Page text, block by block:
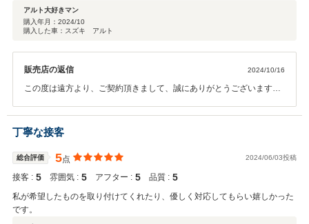
を決めました。 スタッフの対応も素晴らしく傷の状態なども細かく説明、錆
は落としていただいたり、傷はタッチペン等で目立たないようにして下さる
とのことでした。 以前ディーラーで中古車を買ったときはそのまま傷だらけ
林オートさんの企業努力の賜物だと思います。 バッテリーやオイル、エアコ
ンフィルターなどの消耗品交換もそのままコミコミの値段でやっていただい
アルト大好きマン
購入年月： 2024/10
購入した車：スズキ アルト
販売店の返信 2024/10/16
この度は遠方より、ご契約頂きまして、誠にありがとうございます。
満足頂き良かったです。また、このような高い評価のクチコミを頂
き、大変うれしく思います。 お客様に喜んで頂けることが、何よりも
嬉しいです。今後より一層社員全員で徹底させたいと思っておりま
す。今後ともどうぞ宜しくお願い致します！
丁寧な接客
総合評価 5点 2024/06/03投稿
接客 : 5 雰囲気 : 5 アフター : 5 品質 : 5
私が希望したものを取り付けてくれたり、優しく対応してもらい嬉しかった
です。